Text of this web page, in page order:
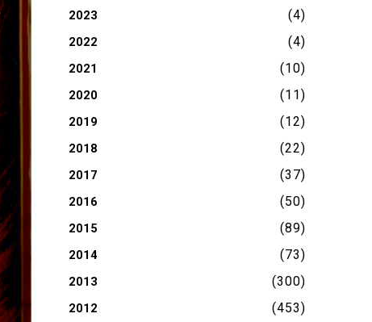
2023 (4)
2022 (4)
2021 (10)
2020 (11)
2019 (12)
2018 (22)
2017 (37)
2016 (50)
2015 (89)
2014 (73)
2013 (300)
2012 (453)